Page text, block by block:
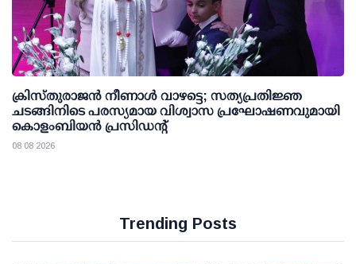
ക്രിസ്തുരാജൻ നീണാൾ വാഴട്ടെ; സത്യപ്രതിജ്ഞ
ചടങ്ങിനിടെ പരസ്യമായ വിശ്വാസ പ്രഘോഷണവുമായി
കൊളംബിയൻ പ്രസിഡന്റ്
08 08 2026
Trending Posts